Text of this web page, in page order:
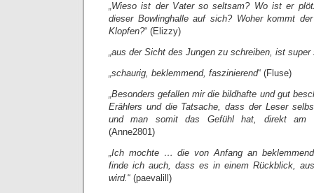
„Wieso ist der Vater so seltsam? Wo ist er
dieser Bowlinghalle auf sich? Woher kommt
Klopfen?“ (Elizzy)
„aus der Sicht des Jungen zu schreiben, ist super
„schaurig, beklemmend, faszinierend“ (Fluse)
„Besonders gefallen mir die bildhafte und gut
Erählers und die Tatsache, dass der Leser
und man somit das Gefühl hat, direkt am
(Anne2801)
„Ich mochte … die von Anfang an
finde ich auch, dass es in einem Rückblick,
wird.“ (paevalill)